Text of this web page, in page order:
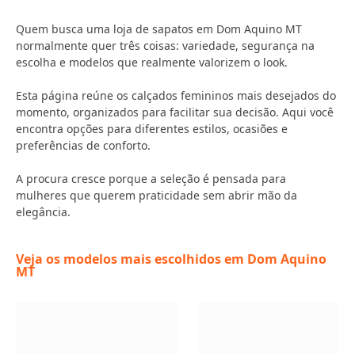
Quem busca uma loja de sapatos em Dom Aquino MT
normalmente quer três coisas: variedade, segurança na
escolha e modelos que realmente valorizem o look.
Esta página reúne os calçados femininos mais desejados do
momento, organizados para facilitar sua decisão. Aqui você
encontra opções para diferentes estilos, ocasiões e
preferências de conforto.
A procura cresce porque a seleção é pensada para
mulheres que querem praticidade sem abrir mão da
elegância.
Veja os modelos mais escolhidos em Dom Aquino
MT